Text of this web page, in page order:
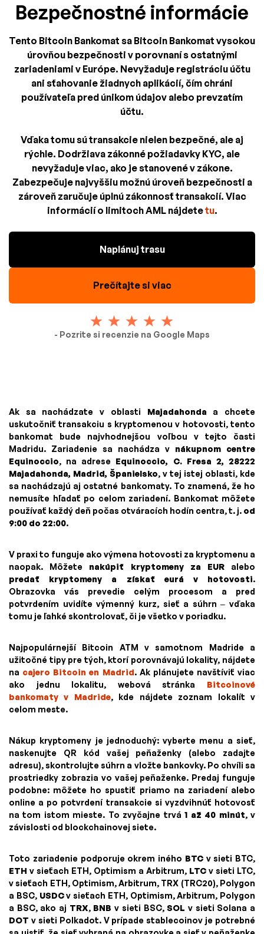
Bezpečnostné informácie
Tento Bitcoin Bankomat sa Bitcoin Bankomat vysokou
úrovňou bezpečnosti v porovnaní s ostatnými
zariadeniami v Európe. Nevyžaduje registráciu účtu
ani sťahovanie žiadnych aplikácií, čím chráni
používateľa pred únikom údajov alebo prevzatím
účtu.
Vďaka tomu sú transakcie nielen bezpečné, ale aj
rýchle. Dodržiava zákonné požiadavky KYC, ale
nevyžaduje viac, ako je stanovené v zákone.
Zabezpečuje najvyššiu možnú úroveň bezpečnosti a
zároveň zaručuje úplnú zákonnosť transakcií. Viac
informácií o limitoch AML nájdetetu.
Naplánuj trasu
Prečítajte si viac
- Pozrite si recenzie na Google Maps
Ak sa nachádzate v oblasti Majadahonda a chcete
uskutočniť transakciu s kryptomenou v hotovosti, tento
bankomat bude najvhodnejšou voľbou v tejto časti
Madridu. Zariadenie sa nachádza v nákupnom centre
Equinoccio, na adrese Equinoccio, C. Fresa 2, 28222
Majadahonda, Madrid, Španielsko, v tej istej oblasti, kde
sa nachádzajú aj ostatné bankomaty. To znamená, že ho
nemusíte hľadať po celom zariadení. Bankomat môžete
používať každý deň počas otváracích hodín centra, t. j. od
9:00 do 22:00.
V praxi to funguje ako výmena hotovosti za kryptomenu a
naopak. Môžete nakúpiť kryptomeny za EURalebo
predať kryptomeny a získať eurá v hotovosti.
Obrazovka vás prevedie celým procesom a pred
potvrdením uvidíte výmenný kurz, sieť a súhrn – vďaka
tomu je ľahké skontrolovať, či je všetko v poriadku.
Najpopulárnejší Bitcoin ATM v samotnom Madride a
užitočné tipy pre tých, ktorí porovnávajú lokality, nájdete
na cajero Bitcoin en Madrid. Ak plánujete navštíviť viac
ako jednu lokalitu, webová stránka Bitcoinové
bankomaty v Madride, kde nájdete zoznam lokalít v
celom meste.
Nákup kryptomeny je jednoduchý: vyberte menu a sieť,
naskenujte QR kód vašej peňaženky (alebo zadajte
adresu), skontrolujte súhrn a vložte bankovky. Po chvíli sa
prostriedky zobrazia vo vašej peňaženke. Predaj funguje
podobne: môžete ho spustiť priamo na zariadení alebo
online a po potvrdení transakcie si vyzdvihnúť hotovosť
na tom istom mieste. To zvyčajne trvá1 až 40 minút, v
závislosti od blockchainovej siete.
Toto zariadenie podporuje okrem iného BTCv sieti BTC,
ETH v sieťach ETH, Optimism a Arbitrum, LTC v sieti LTC,
v sieťach ETH, Optimism, Arbitrum, TRX (TRC20), Polygon
a BSC, USDCv sieťach ETH, Optimism, Arbitrum, Polygon
a BSC, ako aj TRX, BNB v sieti BSC,SOL v sieti Solana a
DOT v sieti Polkadot. V prípade stablecoinov je potrebné